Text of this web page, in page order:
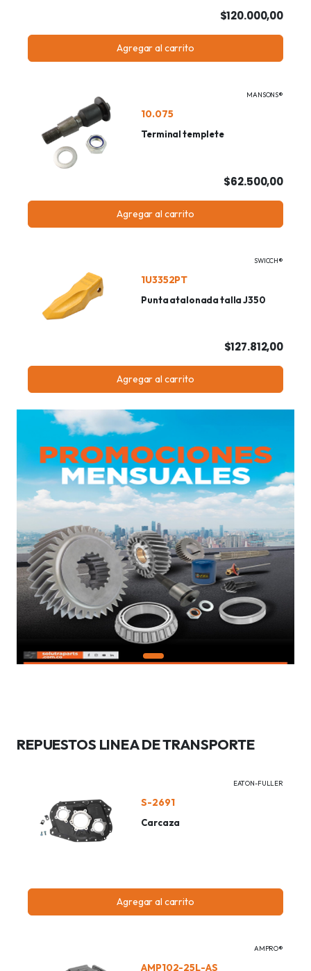
$120.000,00
Agregar al carrito
MANSONS®
10.075
Terminal templete
$62.500,00
Agregar al carrito
SWICCH®
1U3352PT
Punta atalonada talla J350
$127.812,00
Agregar al carrito
REPUESTOS LINEA DE TRANSPORTE
EATON-FULLER
S-2691
Carcaza
Agregar al carrito
AMPRO®
AMP102-25L-AS